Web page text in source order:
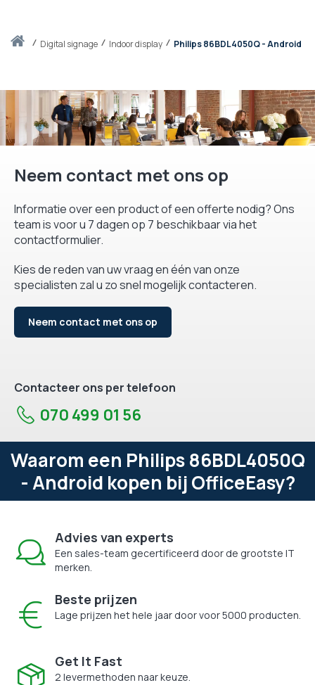
Thuisdigital signage Indoor display Philips 86BDL4050Q - Android
Neem contact met ons op
Informatie over een product of een offerte nodig? Ons
team is voor u 7 dagen op 7 beschikbaar via het
contactformulier.
Kies de reden van uw vraag en één van onze
specialisten zal u zo snel mogelijk contacteren.
Neem contact met ons op
Contacteer ons per telefoon
070 499 01 56
Waarom een Philips 86BDL4050Q
- Android kopen bij OfficeEasy?
Advies van experts
Een sales-team gecertificeerd door de grootste IT
merken.
Beste prijzen
Lage prijzen het hele jaar door voor 5000 producten.
Get It Fast
2 levermethoden naar keuze.